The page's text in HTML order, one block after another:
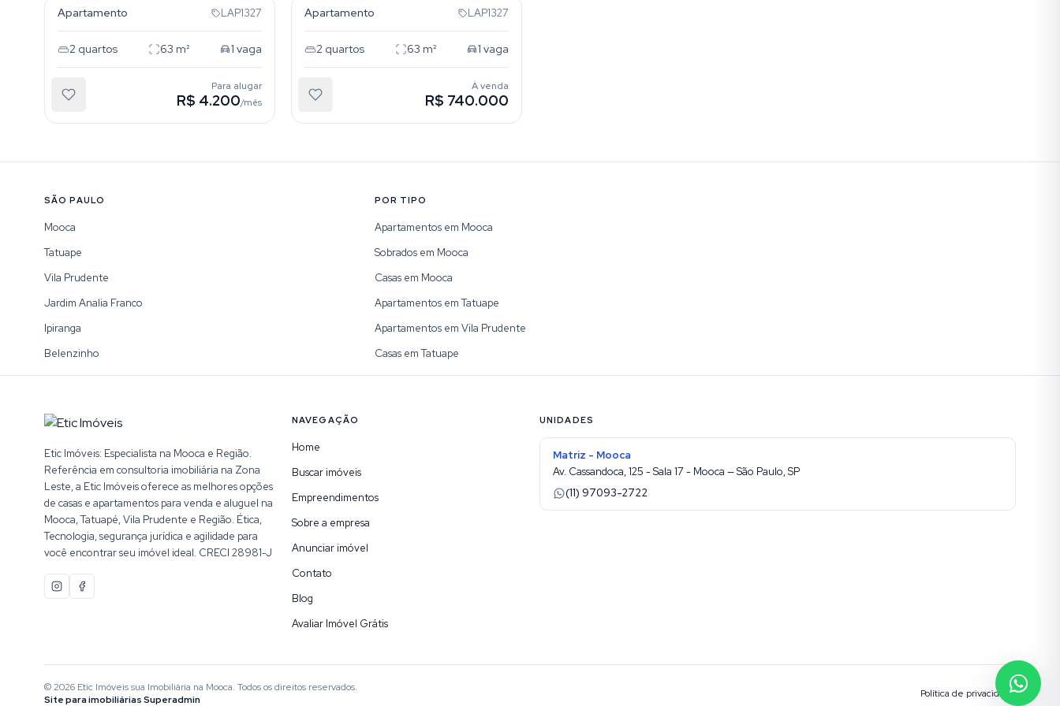
Apartamento LAP1327
2 quartos 63 m² 1 vaga
Para alugar
R$ 4.200/mês
Apartamento LAP1327
2 quartos 63 m² 1 vaga
À venda
R$ 740.000
SÃO PAULO
Mooca
Tatuape
Vila Prudente
Jardim Analia Franco
Ipiranga
Belenzinho
POR TIPO
Apartamentos em Mooca
Sobrados em Mooca
Casas em Mooca
Apartamentos em Tatuape
Apartamentos em Vila Prudente
Casas em Tatuape
Etic Imóveis: Especialista na Mooca e Região.
Referência em consultoria imobiliária na Zona
Leste, a Etic Imóveis oferece as melhores opções
de casas e apartamentos para venda e aluguel na
Mooca, Tatuapé, Vila Prudente e Região. Ética,
Tecnologia, segurança jurídica e agilidade para
você encontrar seu imóvel ideal. CRECI 28981-J
NAVEGAÇÃO
Home
Buscar imóveis
Empreendimentos
Sobre a empresa
Anunciar imóvel
Contato
Blog
Avaliar Imóvel Grátis
UNIDADES
Matriz - Mooca
Av. Cassandoca, 125 - Sala 17 - Mooca — São Paulo, SP
(11) 97093-2722
©2026 Etic Imóveis sua Imobiliária na Mooca. Todos os direitos reservados.
Site para imobiliárias Superadmin
Política de privacidade